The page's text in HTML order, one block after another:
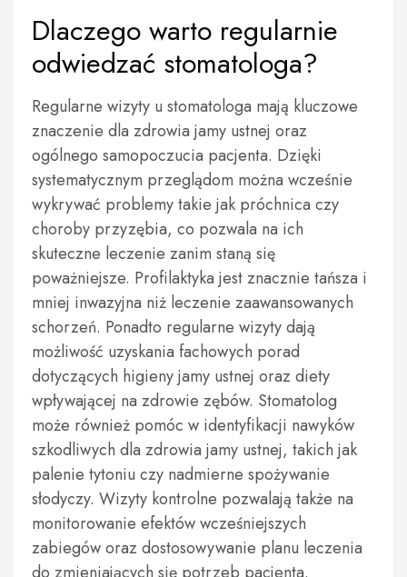
Dlaczego warto regularnie
odwiedzać stomatologa?
Regularne wizyty u stomatologa mają kluczowe
znaczenie dla zdrowia jamy ustnej oraz
ogólnego samopoczucia pacjenta. Dzięki
systematycznym przeglądom można wcześnie
wykrywać problemy takie jak próchnica czy
choroby przyzębia, co pozwala na ich
skuteczne leczenie zanim staną się
poważniejsze. Profilaktyka jest znacznie tańsza i
mniej inwazyjna niż leczenie zaawansowanych
schorzeń. Ponadto regularne wizyty dają
możliwość uzyskania fachowych porad
dotyczących higieny jamy ustnej oraz diety
wpływającej na zdrowie zębów. Stomatolog
może również pomóc w identyfikacji nawyków
szkodliwych dla zdrowia jamy ustnej, takich jak
palenie tytoniu czy nadmierne spożywanie
słodyczy. Wizyty kontrolne pozwalają także na
monitorowanie efektów wcześniejszych
zabiegów oraz dostosowywanie planu leczenia